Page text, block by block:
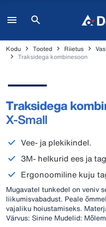
Kodu Tooted Riietus
Traksidega kombinesoon
Traksidega
X-Small
Vee- ja plekikindel.
3M- helkurid ees ja
Ergonoomiline kuju
Mugavatel tunkedel on veniv
liikumisvabadust. Peale
vajaliku hoiustamiseks.
Värvus: Sinine Mudelid: